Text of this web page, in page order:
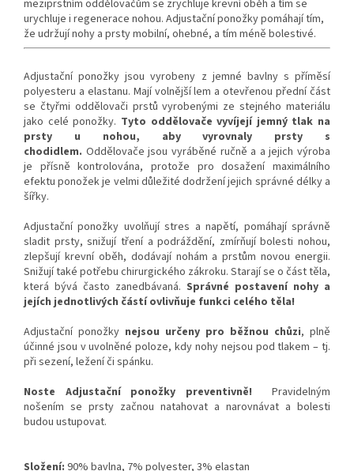
meziprstním oddělovačům se zrychluje krevní oběh a tím se
urychluje i regenerace nohou. Adjustační ponožky pomáhají tím,
že udržují nohy a prsty mobilní, ohebné, a tím méně bolestivé.
Adjustační ponožky jsou vyrobeny z jemné bavlny s příměsí
polyesteru a elastanu. Mají volnější lem a otevřenou přední část
se čtyřmi oddělovači prstů vyrobenými ze stejného materiálu
jako celé ponožky. Tyto oddělovače vyvíjejí jemný tlak na
prsty u nohou, aby vyrovnaly prsty s
chodidlem. Oddělovače jsou vyráběné ručně a a jejich výroba
je přísně kontrolována, protože pro dosažení maximálního
efektu ponožek je velmi důležité dodržení jejich správné délky a
šířky.
Adjustační ponožky uvolňují stres a napětí, pomáhají správně
sladit prsty, snižují tření a podráždění, zmírňují bolesti nohou,
zlepšují krevní oběh, dodávají nohám a prstům novou energii.
Snižují také potřebu chirurgického zákroku. Starají se o část těla,
která bývá často zanedbávaná. Správné postavení nohy a
jejích jednotlivých částí ovlivňuje funkci celého těla!
Adjustační ponožky nejsou určeny pro běžnou chůzi, plně
účinné jsou v uvolněné poloze, kdy nohy nejsou pod tlakem – tj.
při sezení, ležení či spánku.
Noste Adjustační ponožky preventivně! Pravidelným
nošením se prsty začnou natahovat a narovnávat a bolesti
budou ustupovat.
Složení: 90% bavlna, 7% polyester, 3% elastan